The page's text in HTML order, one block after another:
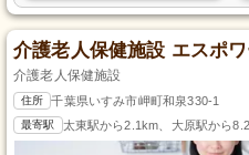
介護老人保健施設 エスポ
介護老人保健施設
住所 千葉県いすみ市岬町和泉330-1
最寄駅 太東駅から2.1km、大原駅から